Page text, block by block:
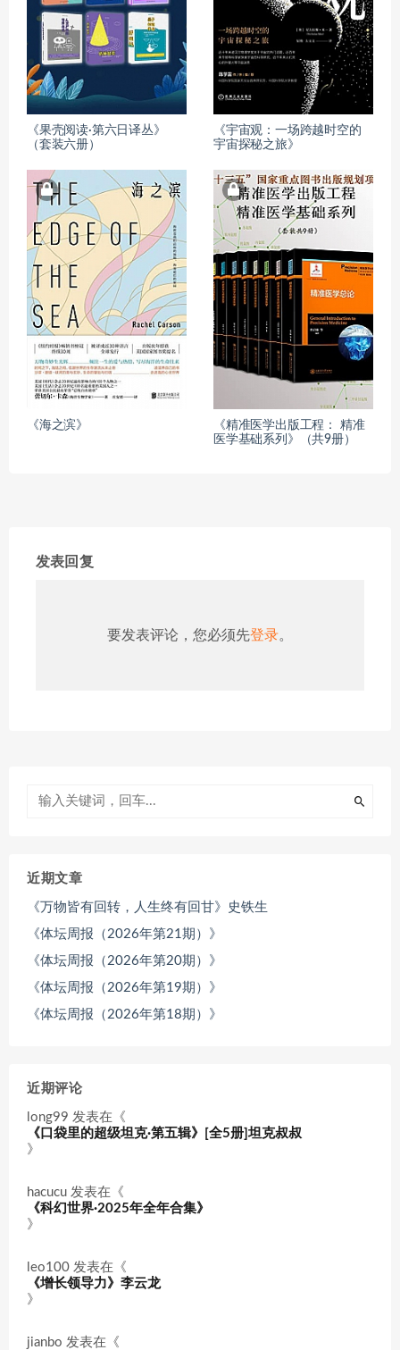
《果壳阅读·第六日译丛》
（套装六册）
《宇宙观：一场跨越时空的
宇宙探秘之旅》
《海之滨》
《精准医学出版工程： 精准
医学基础系列》（共9册）
发表回复
要发表评论，您必须先登录。
近期文章
《万物皆有回转，人生终有回甘》史铁生
《体坛周报（2026年第21期）》
《体坛周报（2026年第20期）》
《体坛周报（2026年第19期）》
《体坛周报（2026年第18期）》
近期评论
long99 发表在《
《口袋里的超级坦克·第五辑》[全5册]坦克叔叔
》
hacucu 发表在《
《科幻世界·2025年全年合集》
》
leo100 发表在《
《增长领导力》李云龙
》
jianbo 发表在《